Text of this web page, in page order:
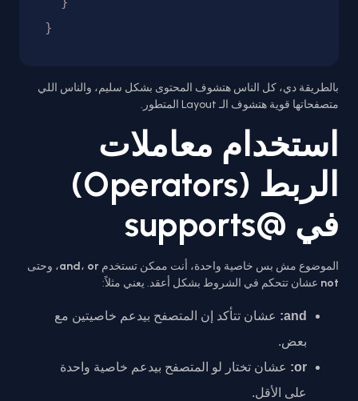
بالطريقة دي، كل الناس هتشوف المحتوى بشكل سليم، والناس اللي
متصفحاتها قوية هتشوف الـ Layout المتطور.
استخدام معاملات
الربط (Operators)
في @supports
الموضوع مش بس خاصية واحدة، أنت ممكن تستخدم and، or
، وحتى
not عشان تتحكم في الشروط بشكل أعقد. يعني مثلاً:
and:
عشان تتأكد إن المتصفح بيدعم خاصيتين مع
بعض.
or:
عشان تختار لو المتصفح بيدعم خاصية واحدة
على الأقل.